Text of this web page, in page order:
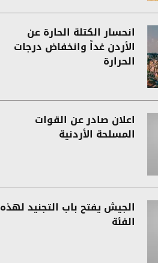
انحسار الكتلة الحارة عن
الأردن غداً وانخفاض درجات
الحرارة
اعلان صادر عن القوات
المسلحة الأردنية
الجيش يفتح باب التجنيد لهذه
الفئة